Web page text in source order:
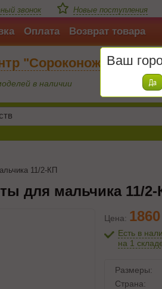
звонок Новые поступления
Оплата Возврат товара
Ваш
Да
"Сороконожка"
в наличии
11/2-КП
для мальчика 11/2-
Цена: 1860
Есть в
на 1
Размеры:
Страна: